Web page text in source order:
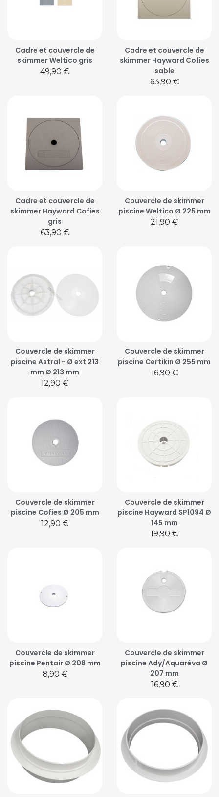
Cadre et couvercle de
skimmer Weltico gris
Prix
49,90 €
Cadre et couvercle de
skimmer Hayward Cofies
sable
Prix
63,90 €
Cadre et couvercle de
skimmer Hayward Cofies
gris
Prix
63,90 €
Couvercle de skimmer
piscine Weltico Ø 225 mm
Prix
21,90 €
Couvercle de skimmer
piscine Astral - Ø ext 213
mm Ø 213 mm
Prix
12,90 €
Couvercle de skimmer
piscine Certikin Ø 255 mm
Prix
16,90 €
Couvercle de skimmer
piscine Cofies Ø 205 mm
Prix
12,90 €
Couvercle de skimmer
piscine Hayward SP1094 Ø
145 mm
Prix
19,90 €
Couvercle de skimmer
piscine Pentair Ø 208 mm
Prix
8,90 €
Couvercle de skimmer
piscine Ady/Aquaréva Ø
207 mm
Prix
16,90 €